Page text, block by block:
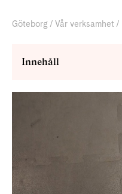
Göteborg Vår verksamhet
Innehåll